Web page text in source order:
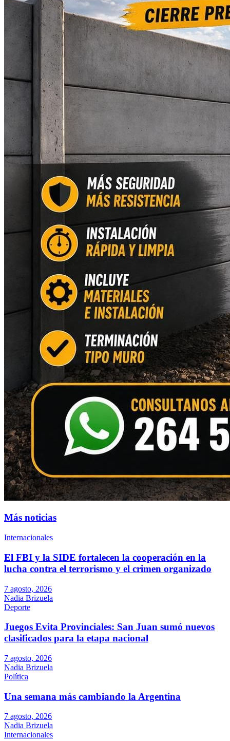
Más noticias
Internacionales
El FBI y la SIDE fortalecen la cooperación en la
lucha contra el terrorismo y el crimen organizado
7 agosto, 2026
Nadia Brizuela
Deporte
Juegos Evita Provinciales: San Juan sumó nuevos
clasificados para la etapa nacional
7 agosto, 2026
Nadia Brizuela
Política
Una semana más cambiando la Argentina
7 agosto, 2026
Nadia Brizuela
Internacionales